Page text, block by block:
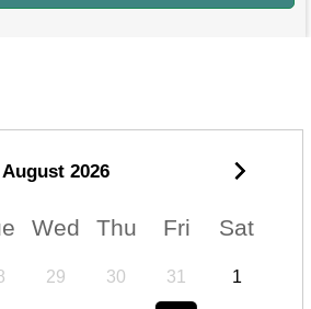
August 2026
Wed Thu Fri Sat
29 30 31 1